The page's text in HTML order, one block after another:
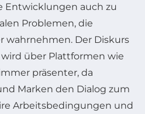
Entwicklungen auch zu
Problemen, die
wahrnehmen. Der Diskurs
über Plattformen wie
präsenter, da
Marken den Dialog zum
Arbeitsbedingungen und